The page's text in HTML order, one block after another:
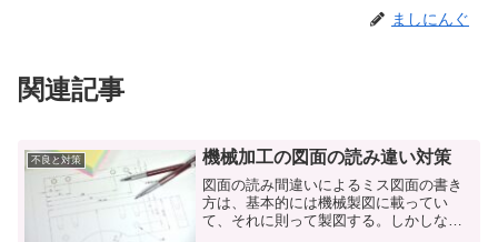
ましにんぐ
関連記事
不良と対策 機械加工の図面の読み違い対策
図面の読み間違いによるミス図面の書き
方は、基本的には機械製図に載ってい
て、それに則って製図する。しかしなが